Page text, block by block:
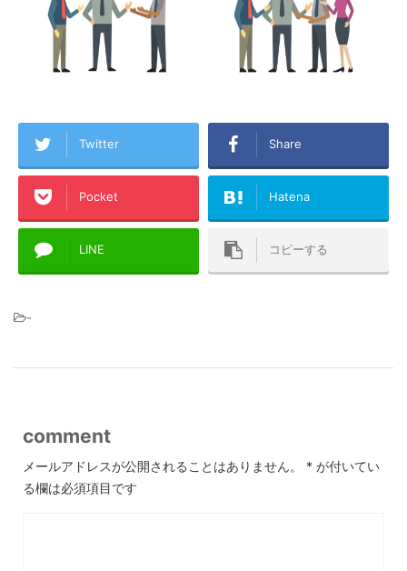
Twitter Share
Pocket Hatena
LINE コピーする
-
comment
メールアドレスが公開されることはありません。 * が付いてい
る欄は必須項目です